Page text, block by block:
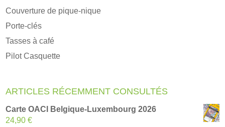
Couverture de pique-nique
Porte-clés
Tasses à café
Pilot Casquette
ARTICLES RÉCEMMENT CONSULTÉS
Carte OACI Belgique-Luxembourg 2026
24,90€